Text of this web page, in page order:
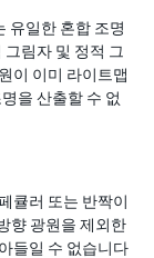
유일한 혼합 조명
림자 및 정적 그
이 이미 라이트맵
을 산출할 수 없
큘러 또는 반짝이
향 광원을 제외한
들일 수 없습니다